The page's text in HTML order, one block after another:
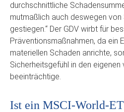
durchschnittliche
mutmaßlich auch deswegen von
gestiegen.“ Der GDV wirbt für
Präventionsmaßnahmen, da ein
materiellen Schaden anrichte,
Sicherheitsgefühl in den eigenen
beeinträchtige.
Ist ein MSCI-World-